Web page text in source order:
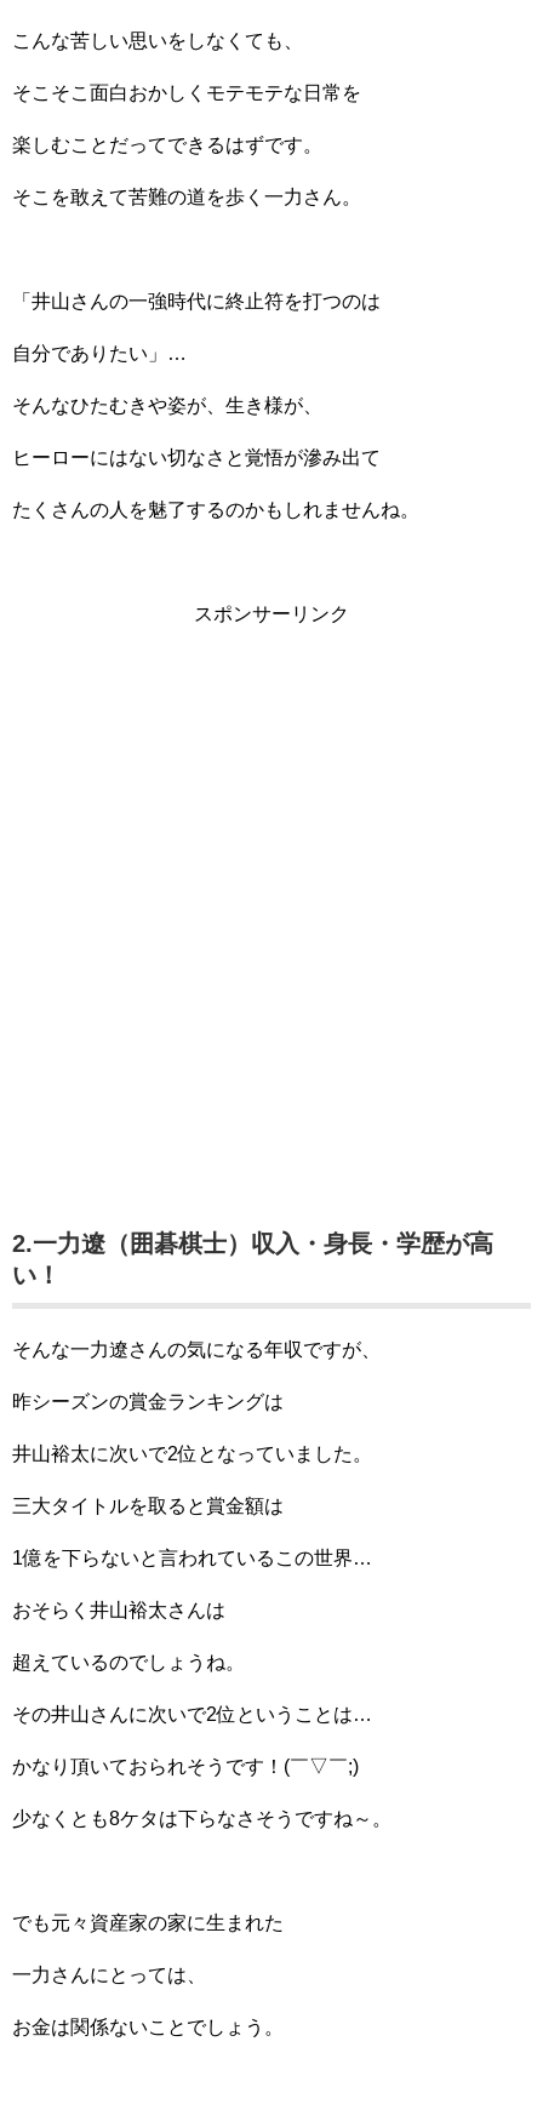
こんな苦しい思いをしなくても、
そこそこ面白おかしくモテモテな日常を
楽しむことだってできるはずです。
そこを敢えて苦難の道を歩く一力さん。
「井山さんの一強時代に終止符を打つのは
自分でありたい」…
そんなひたむきや姿が、生き様が、
ヒーローにはない切なさと覚悟が滲み出て
たくさんの人を魅了するのかもしれませんね。
スポンサーリンク
2.一力遼（囲碁棋士）収入・身長・学歴が高
い！
そんな一力遼さんの気になる年収ですが、
昨シーズンの賞金ランキングは
井山裕太に次いで2位となっていました。
三大タイトルを取ると賞金額は
1億を下らないと言われているこの世界…
おそらく井山裕太さんは
超えているのでしょうね。
その井山さんに次いで2位ということは…
かなり頂いておられそうです！(￣▽￣;)
少なくとも8ケタは下らなさそうですね～。
でも元々資産家の家に生まれた
一力さんにとっては、
お金は関係ないことでしょう。